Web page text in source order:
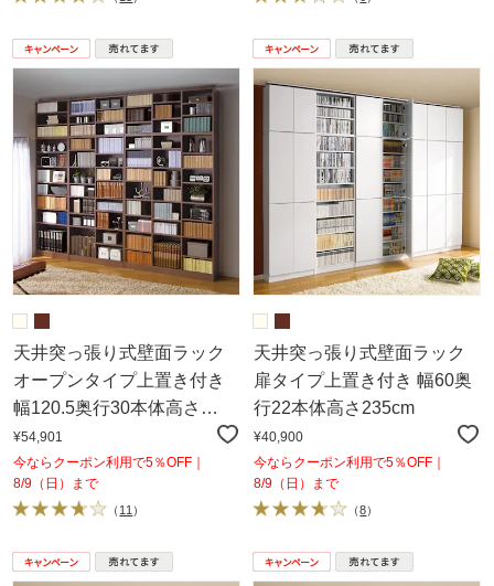
天井突っ張り式壁面ラック
オープンタイプ上置き付き
幅120.5奥行30本体高さ
235cm
¥54,901
今ならクーポン利用で5％OFF｜
8/9（日）まで
（ 11 ）
天井突っ張り式壁面ラック
扉タイプ上置き付き 幅60奥
行22本体高さ235cm
¥40,900
今ならクーポン利用で5％OFF｜
8/9（日）まで
（8）